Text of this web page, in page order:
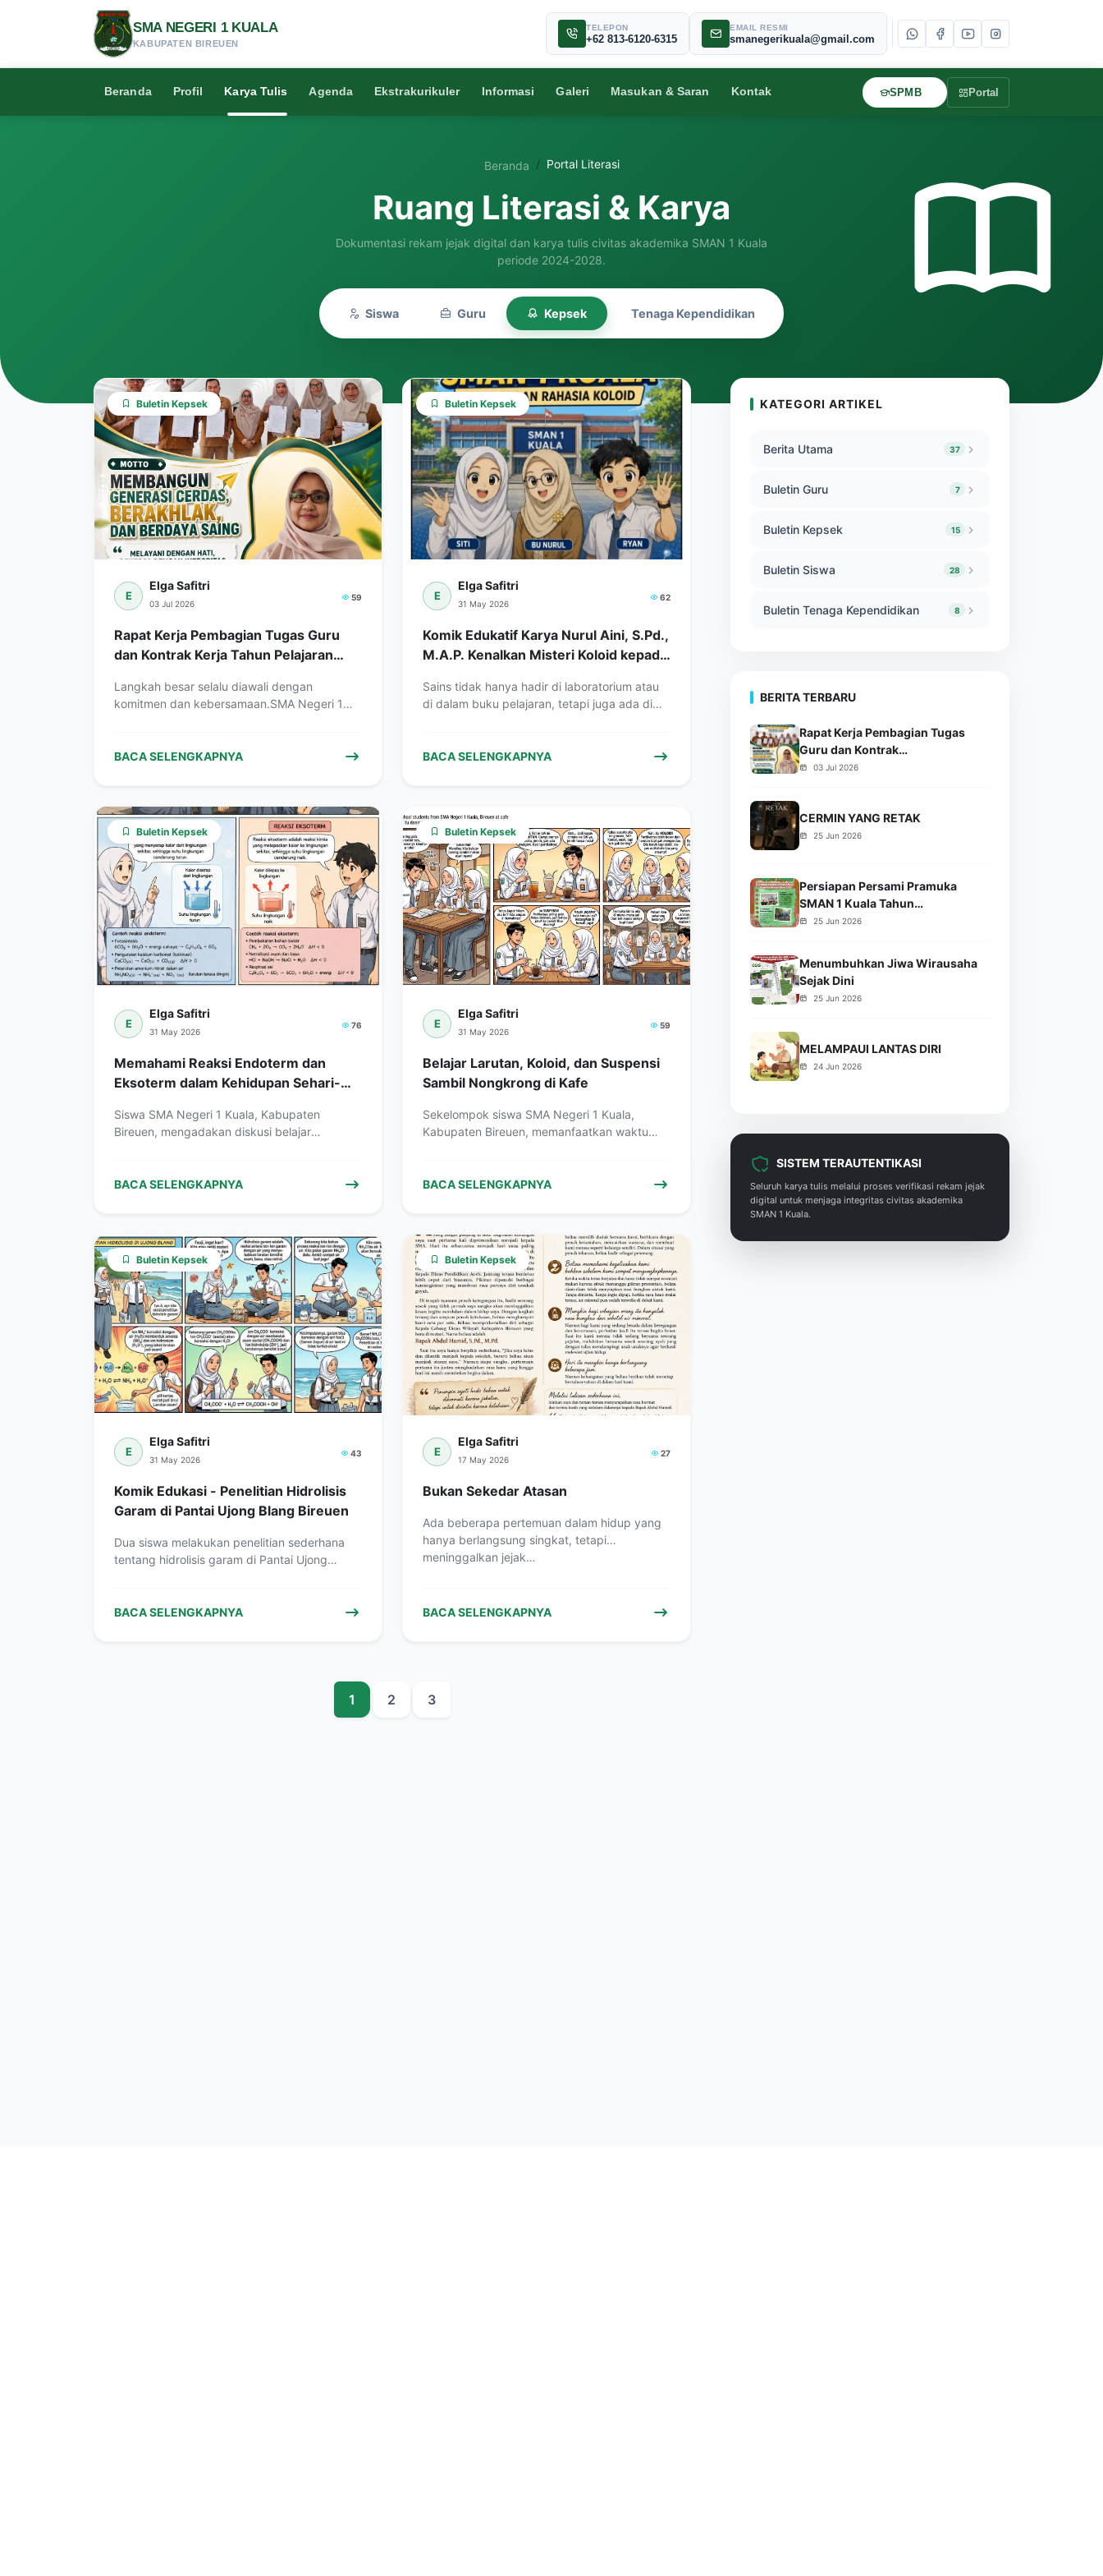
SMA NEGERI 1 KUALA
KABUPATEN BIREUEN
TELEPON
+62 813-6120-6315
EMAIL RESMI
smanegerikuala@gmail.com
Beranda Profil Karya Tulis Agenda Ekstrakurikuler Informasi Galeri Masukan & Saran Kontak SPMB Portal
Beranda Portal Literasi
Ruang Literasi & Karya
Dokumentasi rekam jejak digital dan karya tulis civitas akademika SMAN 1 Kuala
periode 2024-2028.
Siswa Guru Kepsek Tenaga Kependidikan
Buletin Kepsek
E
Elga Safitri
03 Jul 2026
59
Rapat Kerja Pembagian Tugas Guru
dan Kontrak Kerja Tahun Pelajaran
Langkah besar selalu diawali dengan
komitmen dan kebersamaan.SMA Negeri 1
BACA SELENGKAPNYA
Buletin Kepsek
E
Elga Safitri
31 May 2026
62
Komik Edukatif Karya Nurul Aini, S.Pd.,
M.A.P. Kenalkan Misteri Koloid kepada
Sains tidak hanya hadir di laboratorium atau
di dalam buku pelajaran, tetapi juga ada di
BACA SELENGKAPNYA
Buletin Kepsek
E
Elga Safitri
31 May 2026
76
Memahami Reaksi Endoterm dan
Eksoterm dalam Kehidupan Sehari-
Siswa SMA Negeri 1 Kuala, Kabupaten
Bireuen, mengadakan diskusi belajar
BACA SELENGKAPNYA
Buletin Kepsek
E
Elga Safitri
31 May 2026
59
Belajar Larutan, Koloid, dan Suspensi
Sambil Nongkrong di Kafe
Sekelompok siswa SMA Negeri 1 Kuala,
Kabupaten Bireuen, memanfaatkan waktu
BACA SELENGKAPNYA
Buletin Kepsek
E
Elga Safitri
31 May 2026
43
Komik Edukasi - Penelitian Hidrolisis
Garam di Pantai Ujong Blang Bireuen
Dua siswa melakukan penelitian sederhana
tentang hidrolisis garam di Pantai Ujong
BACA SELENGKAPNYA
Buletin Kepsek
E
Elga Safitri
17 May 2026
27
Bukan Sekedar Atasan
Ada beberapa pertemuan dalam hidup yang
hanya berlangsung singkat, tetapi
meninggalkan jejak…
BACA SELENGKAPNYA
1 2 3
KATEGORI ARTIKEL
Berita Utama 37
Buletin Guru 7
Buletin Kepsek 15
Buletin Siswa 28
Buletin Tenaga Kependidikan 8
BERITA TERBARU
Rapat Kerja Pembagian Tugas
Guru dan Kontrak…
03 Jul 2026
CERMIN YANG RETAK
25 Jun 2026
Persiapan Persami Pramuka
SMAN 1 Kuala Tahun…
25 Jun 2026
Menumbuhkan Jiwa Wirausaha
Sejak Dini
25 Jun 2026
MELAMPAUI LANTAS DIRI
24 Jun 2026
SISTEM TERAUTENTIKASI
Seluruh karya tulis melalui proses verifikasi rekam jejak
digital untuk menjaga integritas civitas akademika
SMAN 1 Kuala.